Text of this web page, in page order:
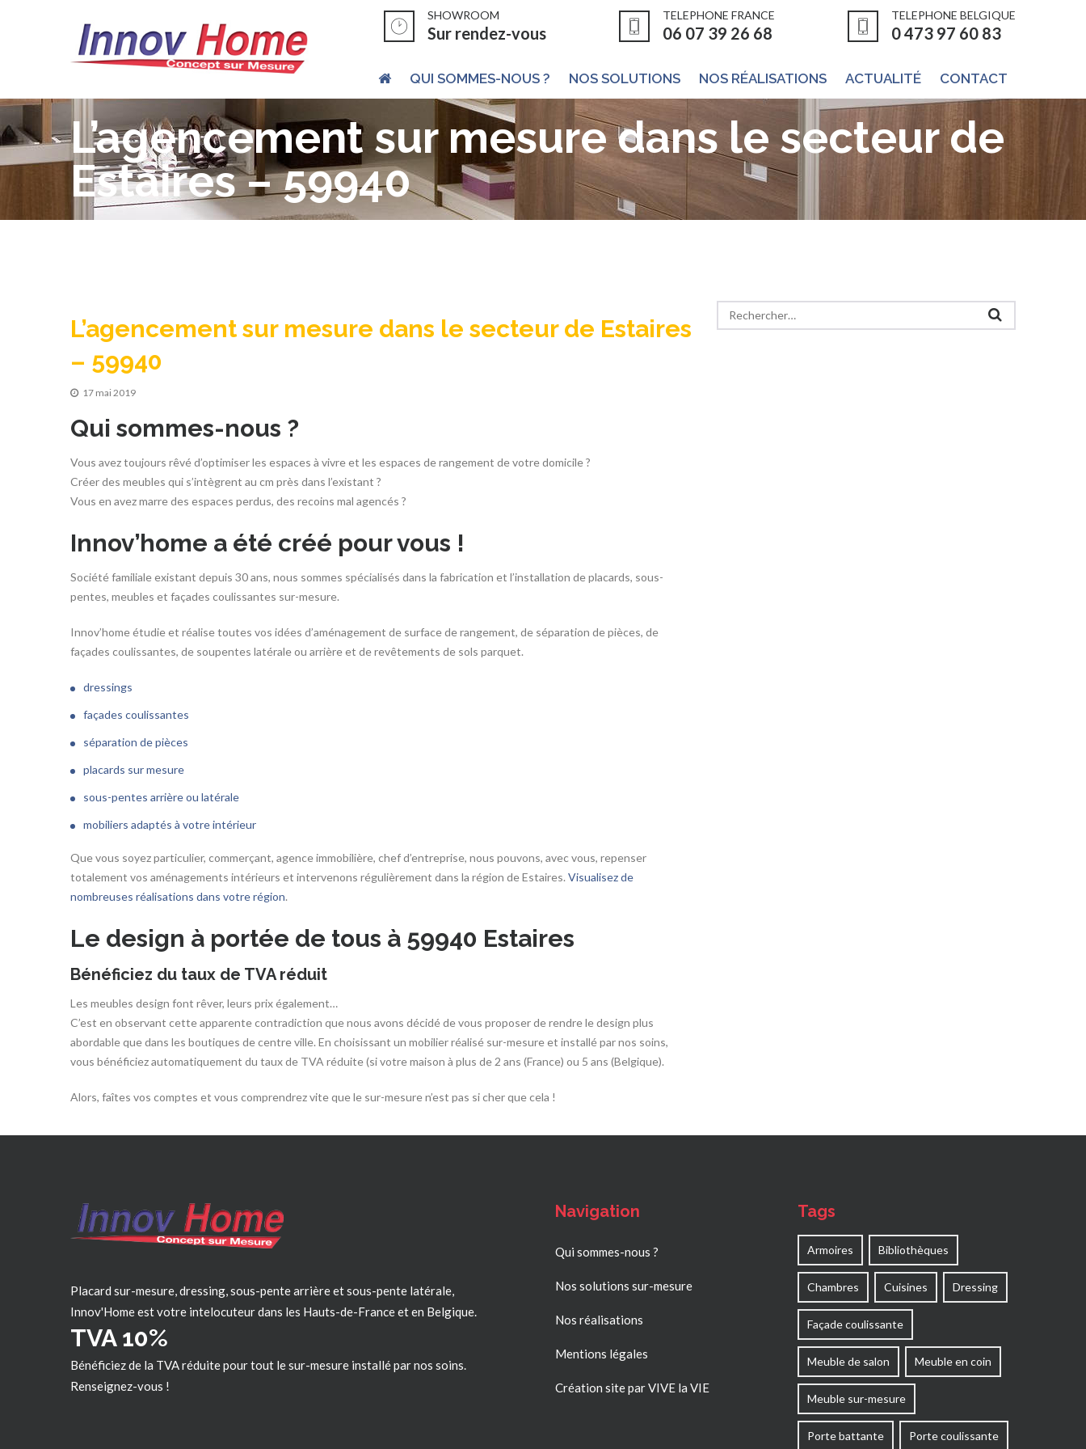
SHOWROOM
Sur rendez-vous
TELEPHONE FRANCE
06 07 39 26 68
TELEPHONE BELGIQUE
0 473 97 60 83
QUI SOMMES-NOUS ? NOS SOLUTIONS NOS RÉALISATIONS ACTUALITÉ CONTACT
L’agencement sur mesure dans le secteur de
Estaires – 59940
L’agencement sur mesure dans le secteur de Estaires
– 59940
17 mai 2019
Qui sommes-nous ?
Vous avez toujours rêvé d’optimiser les espaces à vivre et les espaces de rangement de votre domicile ?
Créer des meubles qui s’intègrent au cm près dans l’existant ?
Vous en avez marre des espaces perdus, des recoins mal agencés ?
Innov’home a été créé pour vous !
Société familiale existant depuis 30 ans, nous sommes spécialisés dans la fabrication et l’installation de placards, sous-
pentes, meubles et façades coulissantes sur-mesure.
Innov’home étudie et réalise toutes vos idées d’aménagement de surface de rangement, de séparation de pièces, de
façades coulissantes, de soupentes latérale ou arrière et de revêtements de sols parquet.
dressings
façades coulissantes
séparation de pièces
placards sur mesure
sous-pentes arrière ou latérale
mobiliers adaptés à votre intérieur
Que vous soyez particulier, commerçant, agence immobilière, chef d’entreprise, nous pouvons, avec vous, repenser
totalement vos aménagements intérieurs et intervenons régulièrement dans la région de Estaires.Visualisez de
nombreuses réalisations dans votre région.
Le design à portée de tous à 59940 Estaires
Bénéficiez du taux de TVA réduit
Les meubles design font rêver, leurs prix également…
C’est en observant cette apparente contradiction que nous avons décidé de vous proposer de rendre le design plus
abordable que dans les boutiques de centre ville. En choisissant un mobilier réalisé sur-mesure et installé par nos soins,
vous bénéficiez automatiquement du taux de TVA réduite (si votre maison à plus de 2 ans (France) ou 5 ans (Belgique).
Alors, faîtes vos comptes et vous comprendrez vite que le sur-mesure n’est pas si cher que cela !
Placard sur-mesure, dressing, sous-pente arrière et sous-pente latérale,
Innov'Home est votre intelocuteur dans les Hauts-de-Franceet en Belgique.
TVA 10%
Bénéficiez de la TVA réduite pour tout le sur-mesure installé par nos soins.
Renseignez-vous !
Navigation
Qui sommes-nous ?
Nos solutions sur-mesure
Nos réalisations
Mentions légales
Création site par VIVE la VIE
Tags
Armoires Bibliothèques
Chambres Cuisines Dressing
Façade coulissante
Meuble de salon Meuble en coin
Meuble sur-mesure
Porte battante Porte coulissante